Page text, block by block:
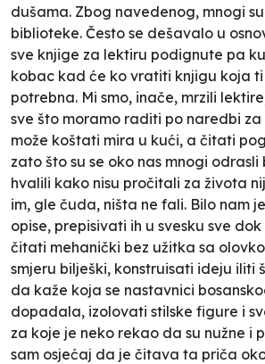
dušama. Zbog navedenog, mnogi
biblioteke. Često se dešavalo u
sve knjige za lektiru podignute pa
kobac kad će ko vratiti knjigu koja ti
potrebna. Mi smo, inače, mrzili
sve što moramo raditi po naredbi
može koštati mira u kući, a čitati
zato što su se oko nas mnogi odrasli
hvalili kako nisu pročitali za života
im, gle čuda, ništa ne fali. Bilo nam
opise, prepisivati ih u svesku sve
čitati mehanički bez užitka sa
smjeru bilješki, konstruisati ideju iliti
da kaže koja se nastavnici
dopadala, izolovati stilske figure i
za koje je neko rekao da su nužne i
sam osjećaj da je čitava ta priča